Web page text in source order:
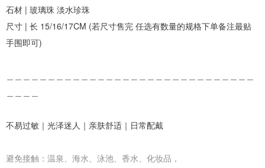
石材 | 玻璃珠 淡水珍珠
尺寸 | 长 15/16/17CM (若尺寸售完 任选有数量的规格下单备注最贴
手围即可)
不易过敏｜光泽迷人｜亲肤舒适｜日常配戴
避免接触：温泉、海水、泳池、香水、化妆品，